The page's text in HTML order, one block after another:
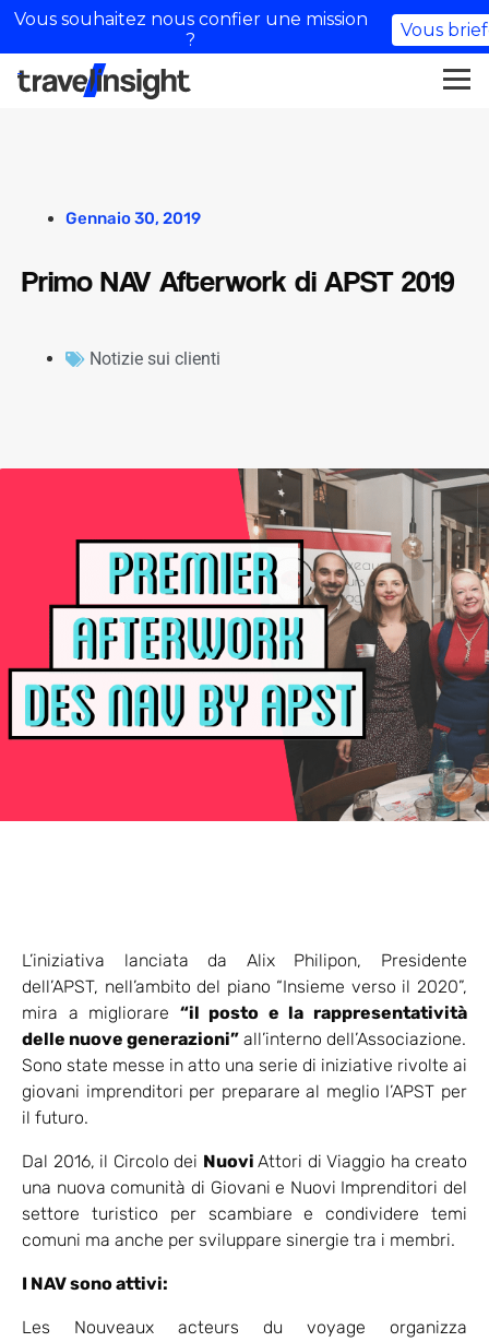
Gennaio 30, 2019
Primo NAV Afterwork di APST 2019
Notizie sui clienti
L’iniziativa lanciata da Alix Philipon, Presidente
dell’APST, nell’ambito del piano “Insieme verso il 2020”,
mira a migliorare “il posto e la rappresentatività
delle nuove generazioni” all’interno dell’Associazione.
Sono state messe in atto una serie di iniziative rivolte ai
giovani imprenditori per preparare al meglio l’APST per
il futuro.
Dal 2016, il Circolo dei Nuovi Attori di Viaggio ha creato
una nuova comunità di Giovani e Nuovi Imprenditori del
settore turistico per scambiare e condividere temi
comuni ma anche per sviluppare sinergie tra i membri.
I NAV sono attivi:
Les Nouveaux acteurs du voyage organizza
Vous souhaitez nous confier une mission
?
Vous